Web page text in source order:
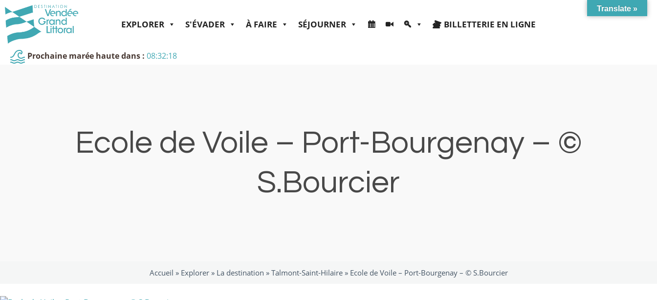
EXPLORER S'ÉVADER À FAIRE SÉJOURNER BILLETTERIE EN LIGNE
Prochaine marée haute dans : 08:32:18
Ecole de Voile – Port-Bourgenay – ©
S.Bourcier
Accueil » Explorer» La destination » Talmont-Saint-Hilaire» Ecole de Voile – Port-Bourgenay – © S.Bourcier
Translate »